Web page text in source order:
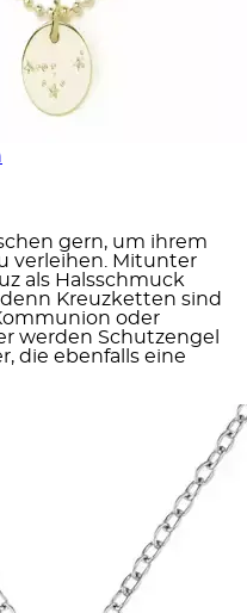
gern, um ihrem
verleihen. Mitunter
als Halsschmuck
Kreuzketten sind
oder
werden Schutzengel
die ebenfalls eine